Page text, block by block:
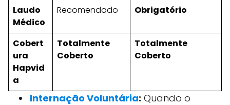
Laudo
Médico
Recomendado Obrigatório
Cobert
ura
Hapvid
a
Totalmente
Coberto
Totalmente
Coberto
Internação Voluntária: Quando o